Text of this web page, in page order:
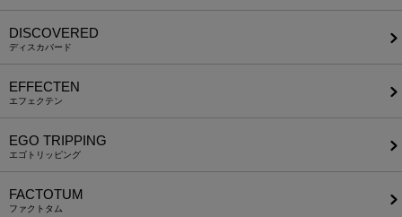
DISCOVERED
ディスカバード
EFFECTEN
エフェクテン
EGO TRIPPING
エゴトリッピング
FACTOTUM
ファクトタム